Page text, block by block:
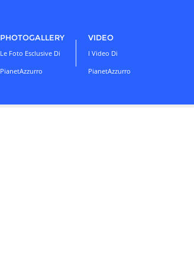
PHOTOGALLERY
Le Foto Esclusive Di
PianetAzzurro
VIDEO
I Video Di
PianetAzzurro